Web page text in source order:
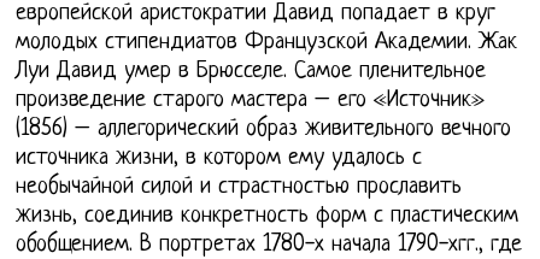
европейской аристократии Давид попадает в круг
молодых стипендиатов Французской Академии. Жак
Луи Давид умер в Брюсселе. Самое пленительное
произведение старого мастера – его «Источник»
(1856) – аллегорический образ живительного вечного
источника жизни, в котором ему удалось с
необычайной силой и страстностью прославить
жизнь, соединив конкретность форм с пластическим
обобщением. В портретах 1780-х начала 1790-хгг., где